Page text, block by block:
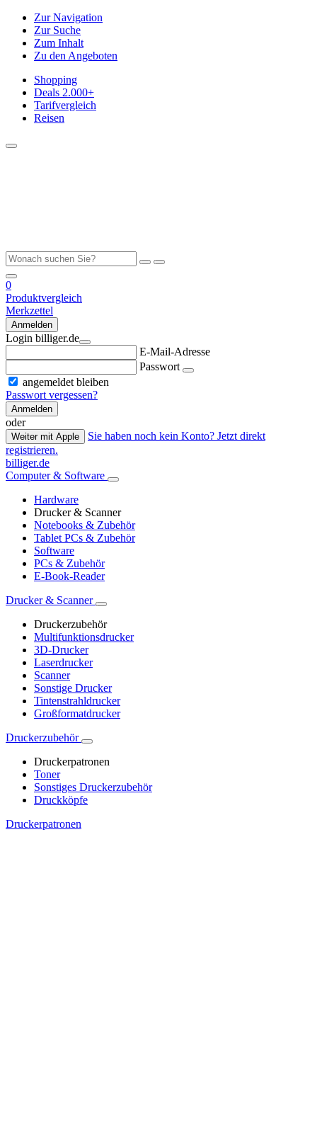
Zur Navigation
Zur Suche
Zum Inhalt
Zu den Angeboten
Shopping
Deals 2.000+
Tarifvergleich
Reisen
0
Produktvergleich
Merkzettel
Anmelden
Login billiger.de
E-Mail-Adresse
Passwort
angemeldet bleiben
Passwort vergessen?
Anmelden
oder
Weiter mit Apple
Sie haben noch kein Konto? Jetzt direkt
registrieren.
billiger.de
Computer & Software
Hardware
Drucker & Scanner
Notebooks & Zubehör
Tablet PCs & Zubehör
Software
PCs & Zubehör
E-Book-Reader
Drucker & Scanner
Druckerzubehör
Multifunktionsdrucker
3D-Drucker
Laserdrucker
Scanner
Sonstige Drucker
Tintenstrahldrucker
Großformatdrucker
Druckerzubehör
Druckerpatronen
Toner
Sonstiges Druckerzubehör
Druckköpfe
Druckerpatronen